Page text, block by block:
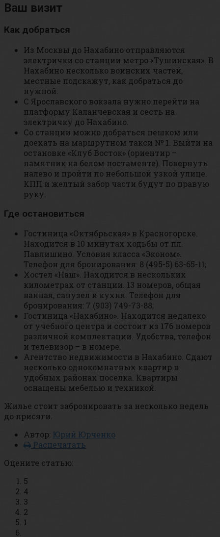
Ваш визит
Как добраться
Из Москвы до Нахабино отправляются
электрички со станции метро «Тушинская». В
Нахабино несколько воинских частей,
местные подскажут, как добраться до
нужной.
С Ярославского вокзала нужно перейти на
платформу Каланчевская и сесть на
электричку до Нахабино.
Со станции можно добраться пешком или
доехать на маршрутном такси № 1. Выйти на
остановке «Клуб Восток» (ориентир –
памятник на белом постаменте). Повернуть
налево и пройти по небольшой узкой улице.
КПП и желтый забор части будут по правую
руку.
Где остановиться
Гостиница «Октябрьская» в Красногорске.
Находится в 10 минутах ходьбы от пл.
Павлишино. Условия класса «Эконом».
Телефон для бронирования: 8 (495-5) 63-65-11;
Хостел «Наш». Находится в нескольких
километрах от станции. 13 номеров, общая
ванная, санузел и кухня. Телефон для
бронирования: 7 (903) 749-73-88;
Гостиница «Нахабино». Находится недалеко
от учебного центра и состоит из 176 номеров
различной комплектации. Удобства, телефон
и телевизор – в номере.
Агентство недвижимости в Нахабино. Сдают
несколько однокомнатных квартир в
удобных районах поселка. Квартиры
оснащены мебелью и техникой.
Жилье стоит забронировать за несколько недель
до присяги.
Автор: Юрий Юрченко
Распечатать
Оцените статью:
5
4
3
2
1